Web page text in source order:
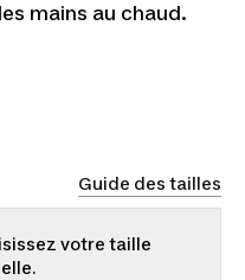
mains au chaud.
Guide des tailles
votre taille